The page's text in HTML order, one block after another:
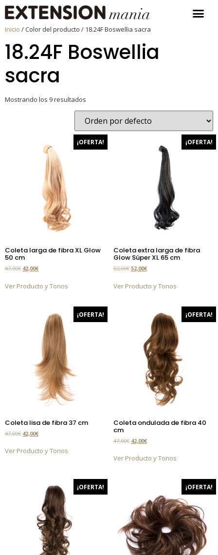
Inicio / Color del producto / 18.24F Boswellia sacra
18.24F Boswellia
sacra
Mostrando los 9 resultados
¡OFERTA!
Coleta larga de fibra XL Glow
50 cm
47,00€ 42,00€
Ver Producto y Tonos
¡OFERTA!
Coleta extra larga de fibra
Glow Súper XL 65 cm
62,00€ 52,00€
Ver Producto y Tonos
¡OFERTA!
Coleta lisa de fibra 37 cm
47,00€ 42,00€
Ver Producto y Tonos
¡OFERTA!
Coleta ondulada de fibra 40
cm
47,00€ 42,00€
Ver Producto y Tonos
¡OFERTA! ¡OFERTA!